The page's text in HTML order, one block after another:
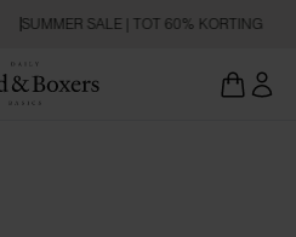
SUMMER SALE | TOT 60% KORTING